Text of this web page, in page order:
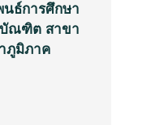
ธ์การศึกษา
ณฑิต สาขา
ภูมิภาค